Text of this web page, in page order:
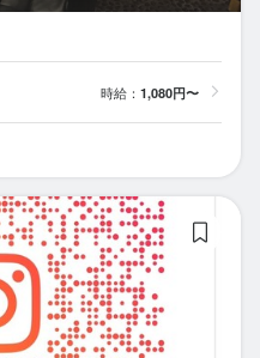
時給： 1,080円〜